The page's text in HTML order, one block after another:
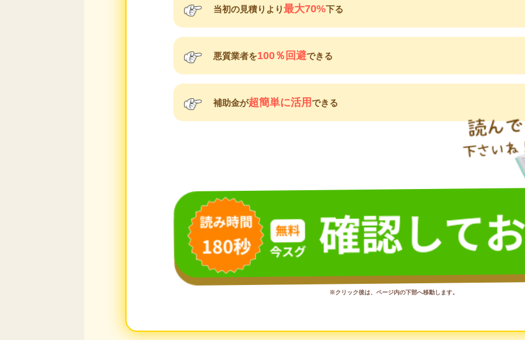
当初の見積りより最大70%下る
悪質業者を100％回避できる
補助金が超簡単に活用できる
※クリック後は、ページ内の下部へ移動します。